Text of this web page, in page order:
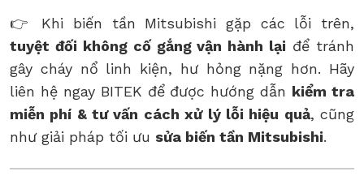
👉 Khi biến tần Mitsubishi gặp các lỗi trên,
tuyệt đối không cố gắng vận hành lại để tránh
gây cháy nổ linh kiện, hư hỏng nặng hơn. Hãy
liên hệ ngay BITEK để được hướng dẫn kiểm tra
miễn phí & tư vấn cách xử lý lỗi hiệu quả, cũng
như giải pháp tối ưu sửa biến tần Mitsubishi.